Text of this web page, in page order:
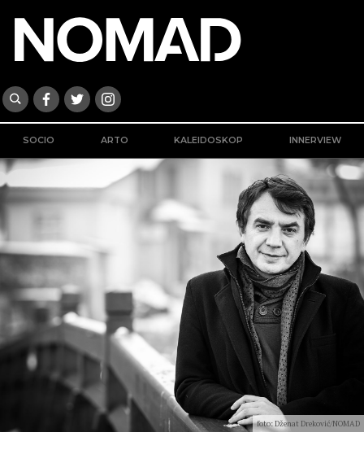
SOCIO ARTO KALEIDOSKOP INNERVIEW
foto: Dženat Dreković/NOMAD